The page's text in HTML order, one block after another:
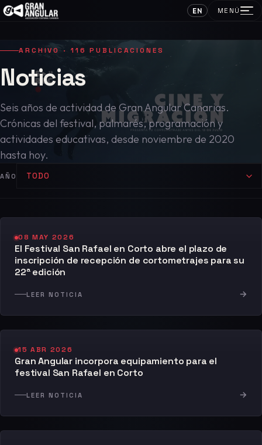
EN MENÚ
ARCHIVO · 116 PUBLICACIONES
Noticias
Seis años de actividad de Gran Angular Canarias.
Crónicas del festival, palmarés, programación y
actividades educativas, desde noviembre de 2020
hasta hoy.
AÑO TODO
08 MAY 2026
El Festival San Rafael en Corto abre el plazo de
inscripción de recepción de cortometrajes para su
22ª edición
LEER NOTICIA →
15 ABR 2026
Gran Angular incorpora equipamiento para el
festival San Rafael en Corto
LEER NOTICIA →